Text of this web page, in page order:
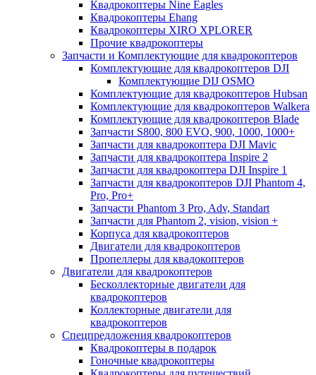
Квадрокоптеры Nine Eagles
Квадрокоптеры Ehang
Квадрокоптеры XIRO XPLORER
Прочие квадрокоптеры
Запчасти и Комплектующие для квадрокоптеров
Комплектующие для квадрокоптеров DJI
Комплектующие DIJ OSMO
Комплектующие для квадрокоптеров Hubsan
Комплектующие для квадрокоптеров Walkera
Комплектующие для квадрокоптеров Blade
Запчасти S800, 800 EVO, 900, 1000, 1000+
Запчасти для квадрокоптера DJI Mavic
Запчасти для квадрокоптера Inspire 2
Запчасти для квадрокоптера DJI Inspire 1
Запчасти для квадрокоптеров DJI Phantom 4,
Pro, Pro+
Запчасти Phantom 3 Pro, Adv, Standart
Запчасти для Phantom 2, vision, vision +
Корпуса для квадрокоптеров
Двигатели для квадрокоптеров
Пропеллеры для квадокоптеров
Двигатели для квадрокоптеров
Бесколлекторные двигатели для
квадрокоптеров
Коллекторные двигатели для
квадрокоптеров
Спецпредложения квадрокоптеров
Квадрокоптеры в подарок
Гоночные квадрокоптеры